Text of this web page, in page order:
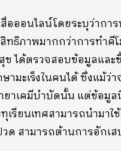
ออนไลน์โดยระบุว่าการ
ทธิภาพมากกว่าการทำคี
ได้ตรวจสอบข้อมูลและ
ามะเร็งในคนได้ ซึ่งแม้
ยาเคมีบำบัดนั้น แต่ข้อมู
เรียนเทศสามารถนำมา
ด สามารถต้านการอักเส